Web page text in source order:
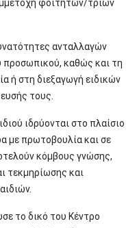
φοιτητών/τριων
ανταλλαγών
προσωπικού, καθώς και τη
ή στη διεξαγωγή ειδικών
τους.
ιδρύονται στο πλαίσιο
με πρωτοβουλία και σε
κόμβους γνώσης,
τεκμηρίωσης και
το δικό του Κέντρο